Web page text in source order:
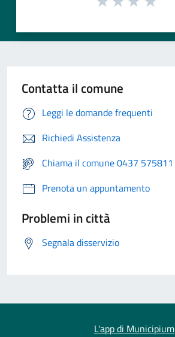
Contatta il comune
Leggi le domande frequenti
Richiedi Assistenza
Chiama il comune 0437 575811
Prenota un appuntamento
Problemi in città
Segnala disservizio
L'app di Municipium